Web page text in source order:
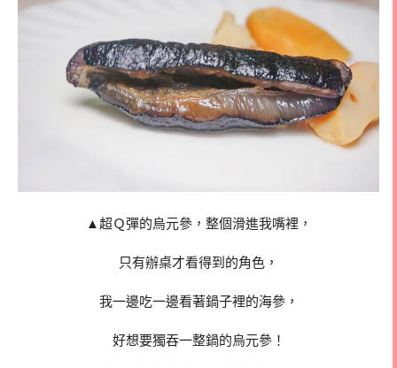
▲超Ｑ彈的烏元參，整個滑進我嘴裡，
只有辦桌才看得到的角色，
我一邊吃一邊看著鍋子裡的海參，
好想要獨吞一整鍋的烏元參！